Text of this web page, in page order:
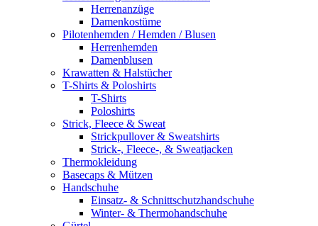
Herrenanzüge
Damenkostüme
Pilotenhemden / Hemden / Blusen
Herrenhemden
Damenblusen
Krawatten & Halstücher
T-Shirts & Poloshirts
T-Shirts
Poloshirts
Strick, Fleece & Sweat
Strickpullover & Sweatshirts
Strick-, Fleece-, & Sweatjacken
Thermokleidung
Basecaps & Mützen
Handschuhe
Einsatz- & Schnittschutzhandschuhe
Winter- & Thermohandschuhe